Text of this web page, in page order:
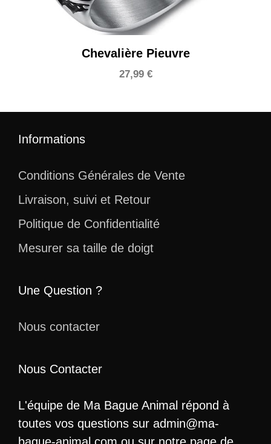
Chevalière Pieuvre
27,99 €
Informations
Conditions Générales de Vente
Livraison, suivi et Retour
Politique de Confidentialité
Mesurer sa taille de doigt
Une Question ?
Nous contacter
Nous Contacter
L'équipe de Ma Bague Animal répond à
toutes vos questions sur admin@ma-